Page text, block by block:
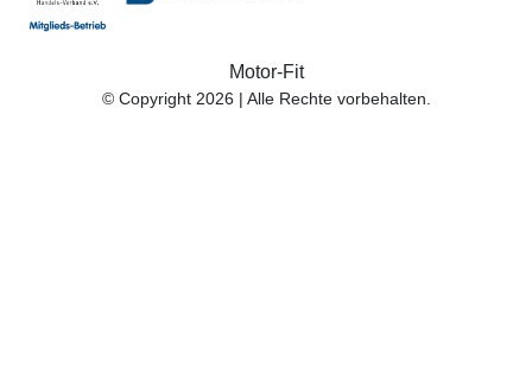
Motor-Fit
© Copyright 2026 | Alle Rechte vorbehalten.